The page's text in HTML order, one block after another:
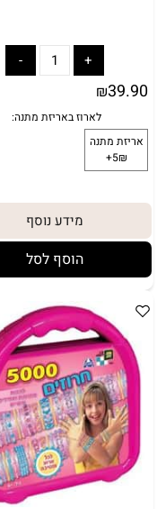
מתנה:
₪39.90
מידע נוסף
הוסף לסל